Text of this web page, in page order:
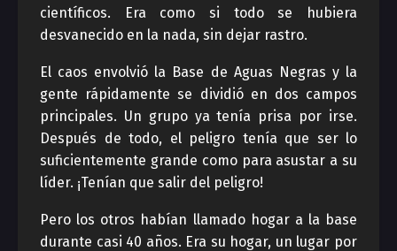
científicos. Era como si todo se hubiera
desvanecido en la nada, sin dejar rastro.
El caos envolvió la Base de Aguas Negras y la
gente rápidamente se dividió en dos campos
principales. Un grupo ya tenía prisa por irse.
Después de todo, el peligro tenía que ser lo
suficientemente grande como para asustar a su
líder. ¡Tenían que salir del peligro!
Pero los otros habían llamado hogar a la base
durante casi 40 años. Era su hogar, un lugar por